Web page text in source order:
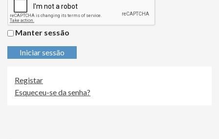
Manter sessão
Iniciar sessão
Registar
Esqueceu-se da senha?